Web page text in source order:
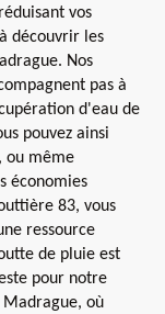
vos
découvrir les
Nos
pas à
d'eau de
pouvez ainsi
ou même
économies
83, vous
ressource
de pluie est
pour notre
Madrague, où